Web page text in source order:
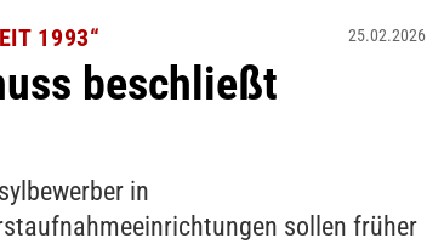
1993“
beschließt
25.02.2026
in
sollen früher